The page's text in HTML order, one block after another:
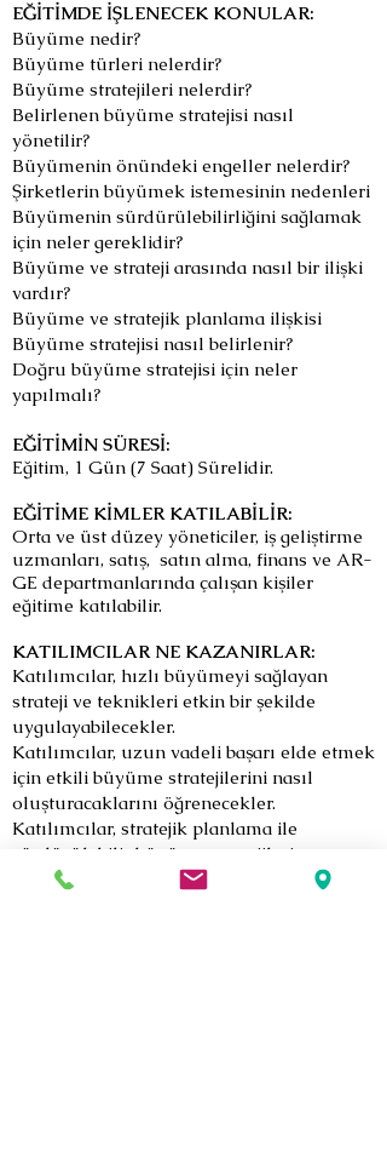
EĞİTİMDE İŞLENECEK KONULAR:
Büyüme nedir?
Büyüme türleri nelerdir?
Büyüme stratejileri nelerdir?
Belirlenen büyüme stratejisi nasıl
yönetilir?
Büyümenin önündeki engeller nelerdir?
Şirketlerin büyümek istemesinin nedenleri
Büyümenin sürdürülebilirliğini sağlamak
için neler gereklidir?
Büyüme ve strateji arasında nasıl bir ilişki
vardır?
Büyüme ve stratejik planlama ilişkisi
Büyüme stratejisi nasıl belirlenir?
Doğru büyüme stratejisi için neler
yapılmalı?
EĞİTİMİN SÜRESİ:
Eğitim, 1 Gün (7 Saat) Sürelidir.
EĞİTİME KİMLER KATILABİLİR:
Orta ve üst düzey yöneticiler, iş geliştirme
uzmanları, satış, satın alma, finans ve AR-
GE departmanlarında çalışan kişiler
eğitime katılabilir.
KATILIMCILAR NE KAZANIRLAR:
Katılımcılar, hızlı büyümeyi sağlayan
strateji ve teknikleri etkin bir şekilde
uygulayabilecekler.
Katılımcılar, uzun vadeli başarı elde etmek
için etkili büyüme stratejilerini nasıl
oluşturacaklarını öğrenecekler.
Katılımcılar, stratejik planlama ile
sürdürülebilir büyüme stratejileri
oluşturma becerisi edinecekler.